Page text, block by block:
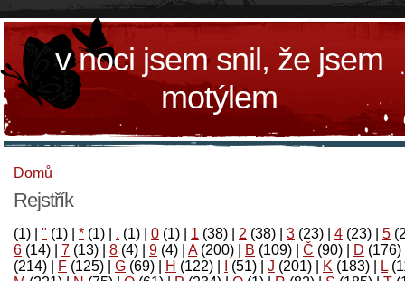
v noci jsem snil, že jsem
motýlem
Domů
Rejstřík
(1) " (1) * (1) . (1) 0 (1) 1 (38) 2 (38) 3 (23) 4 (23) 5
6 (14) 7 (13) 8 (4) 9 (4) A(200) B (109) Č (90) D (176)
(214)
F (125) G (69) H (122) (51) J (201) K (183) L